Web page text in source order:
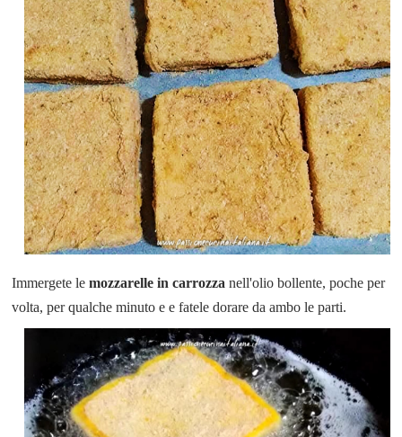
Immergete lemozzarelle in carrozza nell'olio bollente, poche per
volta, per qualche minuto e e fateledorare da ambo le parti.